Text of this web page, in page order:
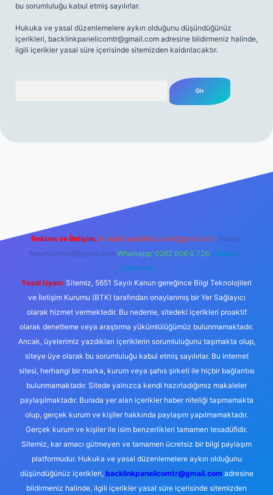
bu sorumluluğu kabul etmiş sayılırlar.
Hukuka ve yasal düzenlemelere aykırı olduğunu düşündüğünüz
içerikleri, backlinkpanelicomtr@gmail.com adresine bildirmeniz halinde,
ilgili içerikler yasal süre içerisinde sitemizden kaldırılacaktır.
Reklam ve İletişim: E-mail: backlinkpaneli@gmail.com Teams:
forumhizmeti@gmail.com Whatsapp: 0262 606 0 726 Telegram:
@karabul
Yasal Uyarı: Sitemiz, 5651 Sayılı Kanun gereğince Bilgi Teknolojileri
ve İletişim Kurumu (BTK) tarafından onaylanmış bir Yer Sağlayıcı
olarak hizmet vermektedir. Bu nedenle, sitedeki içerikleri proaktif
olarak denetleme veya araştırma yükümlülüğümüz bulunmamaktadır.
Ancak, üyelerimiz yazdıkları içeriklerin sorumluluğunu taşımakta olup,
siteye üye olarak bu sorumluluğu kabul etmiş sayılırlar. Bu internet
sitesi, herhangi bir marka, kurum veya şahıs şirketi ile hiçbir bağlantısı
bulunmamaktadır. Sitede yalnızca kendi hazırladığımız makaleler
paylaşılmaktadır. Burada yer alan içerikler haber niteliği taşımamakta
olup, gerçek kurum ve kişiler hakkında paylaşım yapılmamaktadır.
Gerçek kurum ve kişiler ile isim benzerlikleri tamamen tesadüfidir.
Sitemiz, kar amacı gütmeyen ve tamamen ücretsiz bir bilgi paylaşım
platformudur. Hukuka ve yasal düzenlemelere aykırı olduğunu
düşündüğünüz içerikleri, backlinkpanelicomtr@gmail.comadresine
bildirmeniz halinde, ilgili içerikler yasal süre içerisinde sitemizden